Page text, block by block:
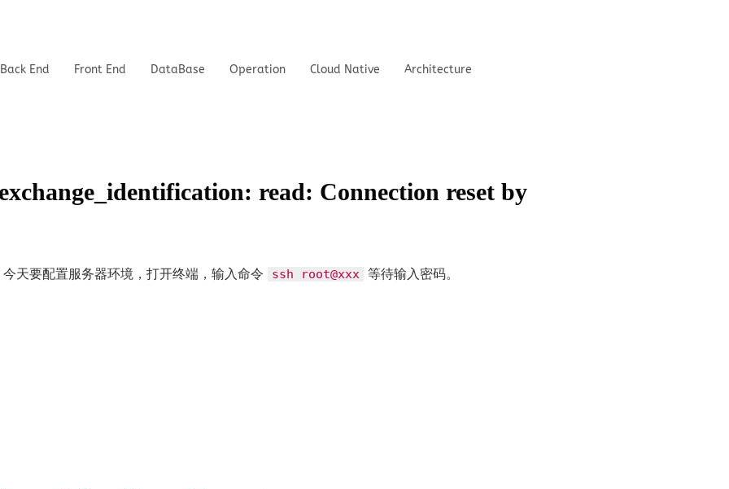
Back End Front End DataBase Operation Cloud Native Architecture
read: Connection reset by
天要配置服务器环境，打开终端，输入命令 ssh root@xxx 等待输入密码。